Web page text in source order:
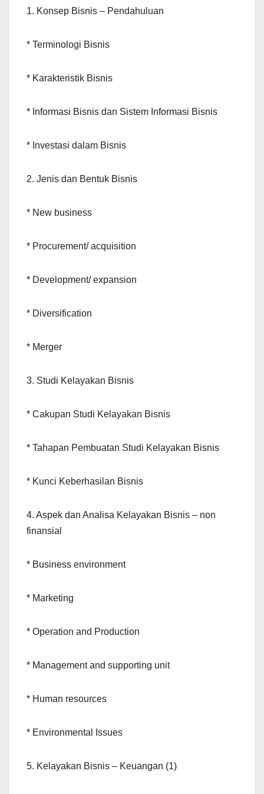
1. Konsep Bisnis – Pendahuluan
* Terminologi Bisnis
* Karakteristik Bisnis
* Informasi Bisnis dan Sistem Informasi Bisnis
* Investasi dalam Bisnis
2. Jenis dan Bentuk Bisnis
* New business
* Procurement/ acquisition
* Development/ expansion
* Diversification
* Merger
3. Studi Kelayakan Bisnis
* Cakupan Studi Kelayakan Bisnis
* Tahapan Pembuatan Studi Kelayakan Bisnis
* Kunci Keberhasilan Bisnis
4. Aspek dan Analisa Kelayakan Bisnis – non
finansial
* Business environment
* Marketing
* Operation and Production
* Management and supporting unit
* Human resources
* Environmental Issues
5. Kelayakan Bisnis – Keuangan (1)